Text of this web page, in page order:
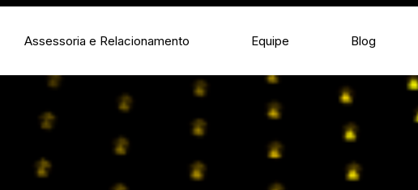
Assessoria e Relacionamento Equipe Blog